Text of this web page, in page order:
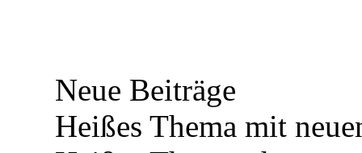
Neue Beiträge
Heißes Thema mit